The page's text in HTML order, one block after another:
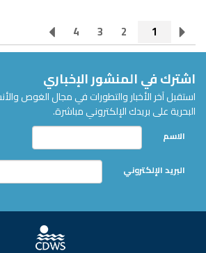
1
2
3
4
اشترك في المنشور الإخباري
استقبل آخر الأخبار والتطورات في مجال الغوص
البحرية على بريدك الإلكتروني مباشرة.
الاسم
البريد الإلكتروني